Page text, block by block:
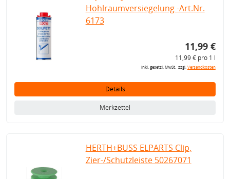
Hohlraumversiegelung -Art.Nr.
6173
11,99 €
11,99 € pro 1 l
inkl. gesetzl. MwSt., zzgl.Versandkosten
Details
Merkzettel
HERTH+BUSS ELPARTS Clip,
Zier-/Schutzleiste 50267071